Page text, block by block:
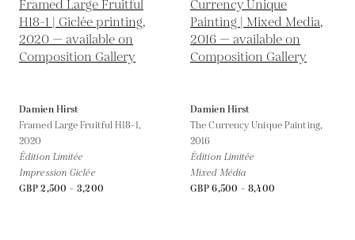
Damien Hirst
Framed Large Fruitful H18-1,
2020
Édition Limitée
Impression Giclée
GBP 2,500 - 3,200
Damien Hirst
The Currency Unique Painting,
2016
Édition Limitée
Mixed Média
GBP 6,500 - 8,400